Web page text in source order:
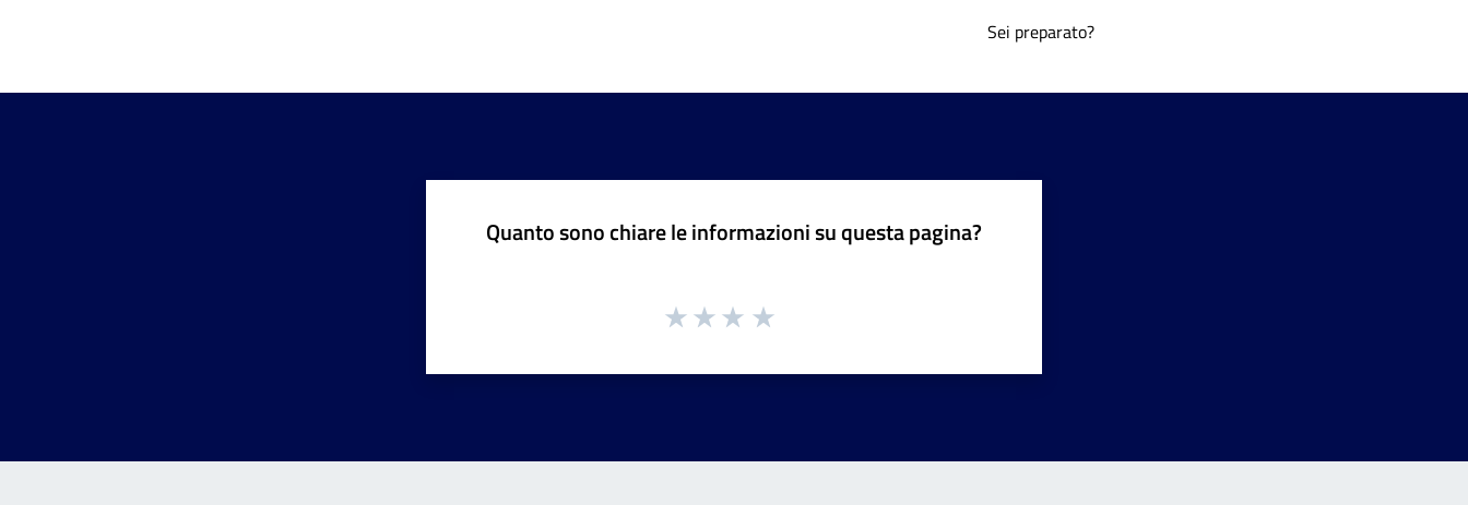
Sei preparato?
Quanto sono chiare le informazioni su questa pagina?